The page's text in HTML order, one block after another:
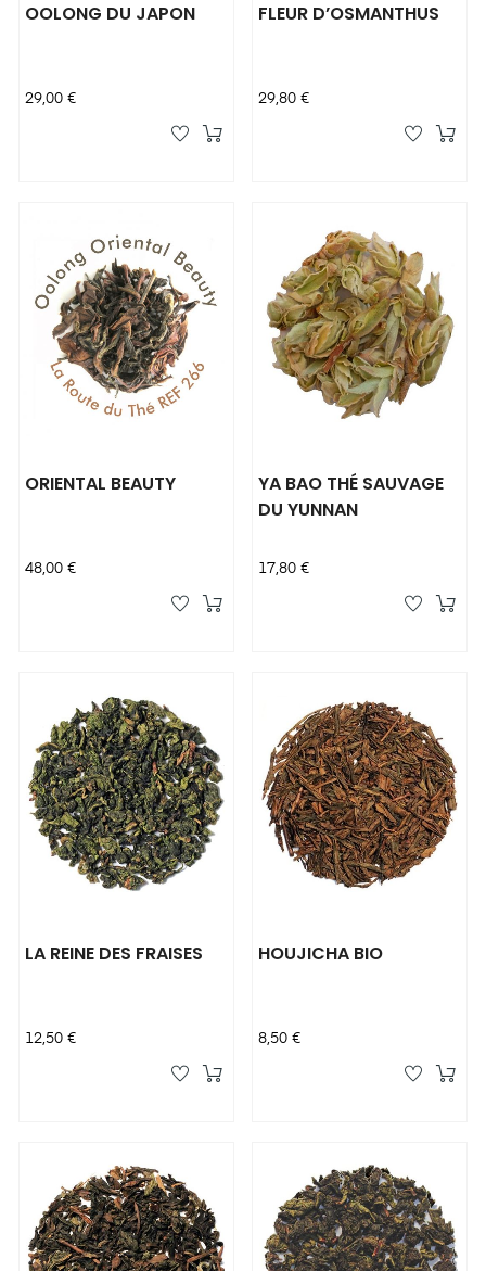
OOLONG DU JAPON
Prix
29,00 €
FLEUR D’OSMANTHUS
Prix
29,80 €
ORIENTAL BEAUTY
Prix
48,00 €
YA BAO THÉ SAUVAGE
DU YUNNAN
Prix
17,80 €
LA REINE DES FRAISES
Prix
12,50 €
HOUJICHA BIO
Prix
8,50 €